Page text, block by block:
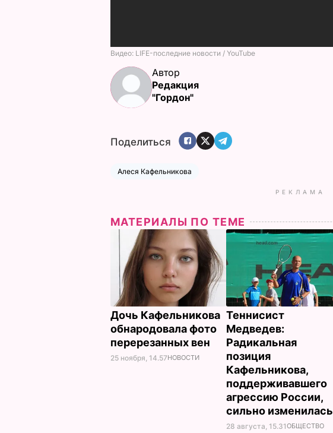
Автор
Редакция
"Гордон"
Поделиться
Алеся Кафельникова
РЕКЛАМА
МАТЕРИАЛЫ ПО ТЕМЕ
Дочь Кафельникова
обнародовала фото
перерезанных вен
25 ноября, 14.57НОВОСТИ
Теннисист
Медведев:
Радикальная
позиция
Кафельникова,
поддерживавшего
агрессию России,
сильно изменилась
28 августа, 15.31ОБЩЕСТВО